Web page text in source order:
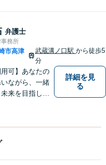
弁護士
務所
市高津
武蔵溝ノ口駅から徒歩5
分
用可】あなたの
ながら、一緒
来を目指しま
トいたしま
実【武蔵溝ノ
話・メール・W
詳細を見
る